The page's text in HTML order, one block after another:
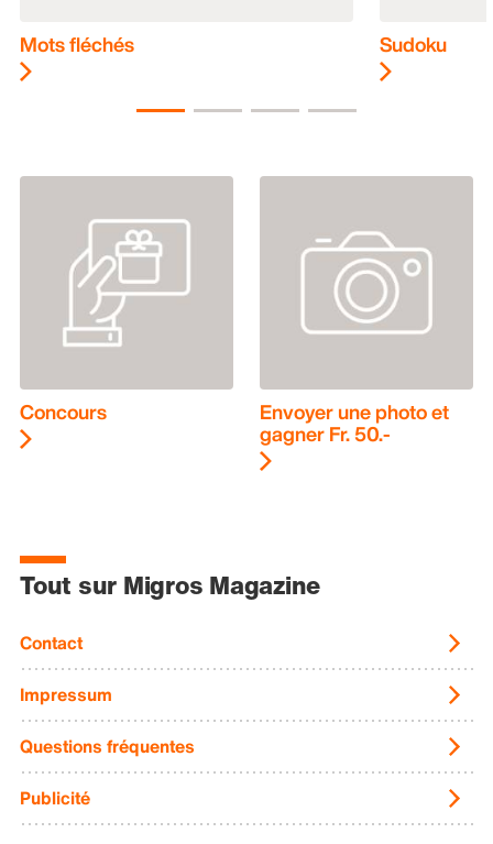
Mots fléchés Sudoku
Concours Envoyer une photo et
gagner Fr. 50.-
Tout sur Migros Magazine
Contact
Impressum
Questions fréquentes
Publicité